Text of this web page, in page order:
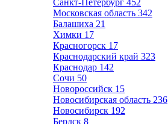
Санкт-Петербург 452
Московская область 342
Балашиха 21
Химки 17
Красногорск 17
Краснодарский край 323
Краснодар 142
Сочи 50
Новороссийск 15
Новосибирская область 236
Новосибирск 192
Бердск 8